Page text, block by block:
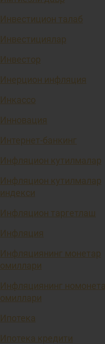
Инвестицион талаб
Инвестициялар
Инвестор
Инерцион инфляция
Инкассо
Инновация
Интернет-банкинг
Инфляцион кутилмалар
Инфляцион кутилмалар
индекси
Инфляцион таргетлаш
Инфляция
Инфляциянинг монетар
омиллари
Инфляциянинг
омиллари
Ипотека
Ипотека кредити